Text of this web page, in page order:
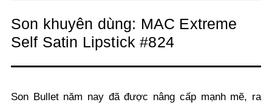
Son khuyên dùng: MAC Extreme
Self Satin Lipstick #824
Son Bullet năm nay đã được nâng cấp mạnh mẽ, ra